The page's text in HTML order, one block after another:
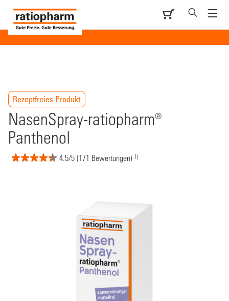
Rezeptfreies Produkt
NasenSpray-ratiopharm®
Panthenol
4.5/5 (171 Bewertungen) 1)